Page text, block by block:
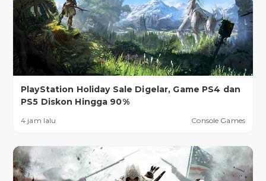
PlayStation Holiday Sale Digelar, Game PS4 dan
PS5 Diskon Hingga 90%
4 jam lalu Console Games